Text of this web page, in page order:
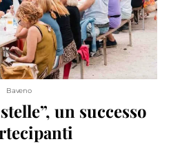
Baveno
un successo